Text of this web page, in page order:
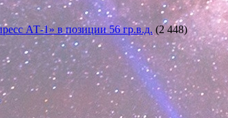
АТ-1» в позиции 56 гр.в.д. (2 448)